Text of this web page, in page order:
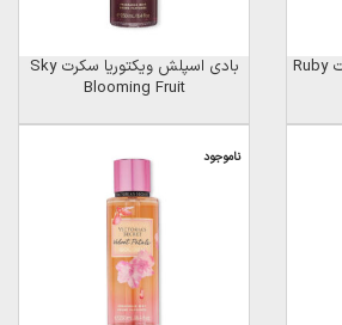
بادی اسپلش ویکتوریا سکرت Ruby
بادی اسپلش ویکتوریا سکرت Sky
Blooming Fruit
ناموجود